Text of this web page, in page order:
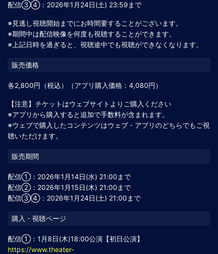
配信③④：2026年1月24日(土) 23:59まで
※見逃し視聴開始までにお時間要することがございます。
※期間中は配信映像を何度も視聴することができます。
※上記日時を過ぎると、視聴途中でも視聴ができなくなります。
各2,800円（税込）（アプリ購入価格：4,080円）
【注意】チケットはウェブサイトよりご購入ください
※アプリから購入すると追加で手数料が含まれます。
※ウェブで購入したコンテンツはウェブ・アプリのどちらでもご視
聴いただけます。
配信①：2026年1月14日(水) 21:00まで
配信②：2026年1月15日(木) 21:00まで
配信③④：2026年1月24日(土) 21:00まで
配信①：1月8日(木)18:00公演【初日公演】
https://www.theater-